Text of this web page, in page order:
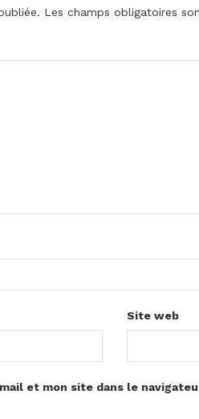
Les champs obligatoires
Site web
et mon site dans le